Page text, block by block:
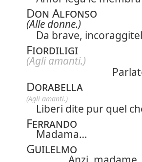
Don Alfonso
(Alle donne.)
Da brave,
Fiordiligi
(Agli amanti.)
Dorabella
(Agli amanti.)
Liberi dite pur quel
Ferrando
Madama…
Guilelmo